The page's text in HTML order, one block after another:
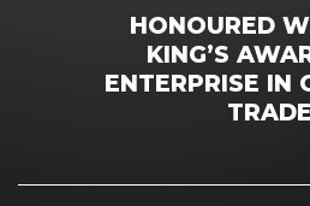
HONOURED
KING’S
ENTERPRISE IN
TRADE